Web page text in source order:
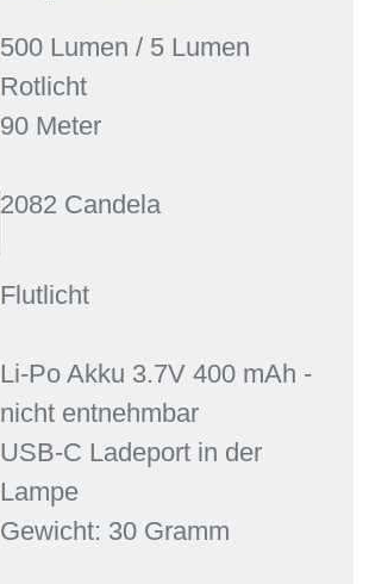
500 Lumen / 5 Lumen
Rotlicht
90 Meter
2082 Candela
Flutlicht
Li-Po Akku 3.7V 400 mAh -
nicht entnehmbar
USB-C Ladeport in der
Lampe
Gewicht: 30 Gramm